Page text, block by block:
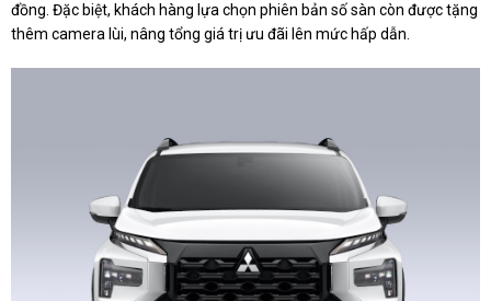
đồng. Đặc biệt, khách hàng lựa chọn phiên bản số sàn còn được tặng
thêm camera lùi, nâng tổng giá trị ưu đãi lên mức hấp dẫn.